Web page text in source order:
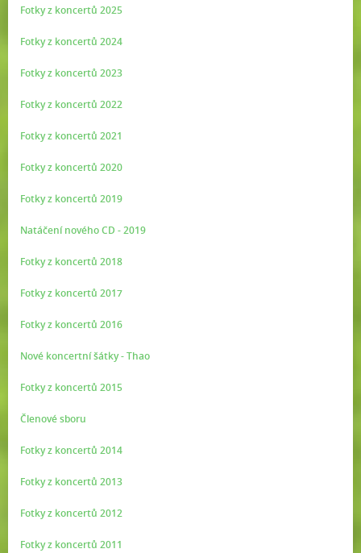
Fotky z koncertů 2025
Fotky z koncertů 2024
Fotky z koncertů 2023
Fotky z koncertů 2022
Fotky z koncertů 2021
Fotky z koncertů 2020
Fotky z koncertů 2019
Natáčení nového CD - 2019
Fotky z koncertů 2018
Fotky z koncertů 2017
Fotky z koncertů 2016
Nové koncertní šátky - Thao
Fotky z koncertů 2015
Členové sboru
Fotky z koncertů 2014
Fotky z koncertů 2013
Fotky z koncertů 2012
Fotky z koncertů 2011